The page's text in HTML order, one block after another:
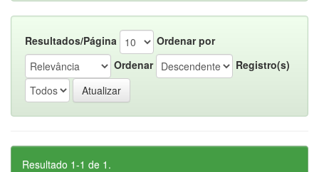
Resultados/Página
Ordenar por
Ordenar
Registro(s)
Resultado 1-1 de 1.